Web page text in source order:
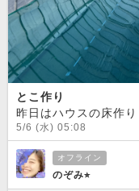
とこ作り
昨日はハウスの床作
5/6 (水) 05:08
オフライン
のぞみ⭐︎